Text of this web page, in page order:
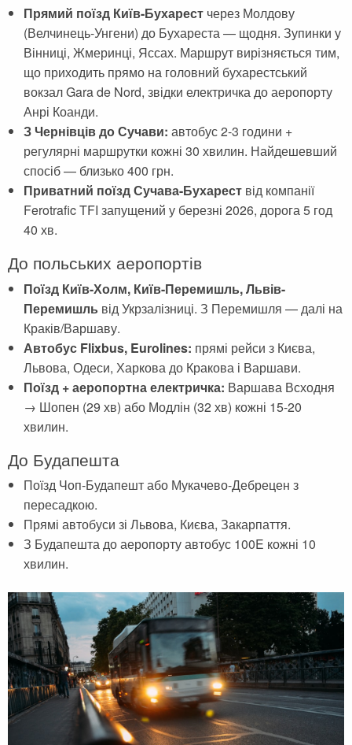
Прямий поїзд Київ-Бухарест через Молдову
(Велчинець-Унгени) до Бухареста — щодня. Зупинки у
Вінниці, Жмеринці, Яссах. Маршрут вирізняється тим,
що приходить прямо на головний бухарестський
вокзал Gara de Nord, звідки електричка до аеропорту
Анрі Коанди.
З Чернівців до Сучави: автобус 2-3 години +
регулярні маршрутки кожні 30 хвилин. Найдешевший
спосіб — близько 400 грн.
Приватний поїзд Сучава-Бухарест від компанії
Ferotrafic TFI запущений у березні 2026, дорога 5 год
40 хв.
До польських аеропортів
Поїзд Київ-Холм, Київ-Перемишль, Львів-
Перемишль від Укрзалізниці. З Перемишля — далі на
Краків/Варшаву.
Автобус Flixbus, Eurolines: прямі рейси з Києва,
Львова, Одеси, Харкова до Кракова і Варшави.
Поїзд + аеропортна електричка: Варшава Всходня
→ Шопен (29 хв) або Модлін (32 хв) кожні 15-20
хвилин.
До Будапешта
Поїзд Чоп-Будапешт або Мукачево-Дебрецен з
пересадкою.
Прямі автобуси зі Львова, Києва, Закарпаття.
З Будапешта до аеропорту автобус 100E кожні 10
хвилин.